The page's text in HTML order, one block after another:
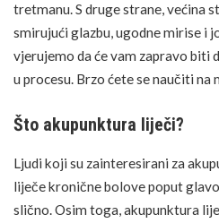
tretmanu. S druge strane, većina
smirujući glazbu, ugodne mirise i
vjerujemo da će vam zapravo biti
u procesu. Brzo ćete se naučiti na
Što akupunktura liječi?
Ljudi koji su zainteresirani za
liječe kronične bolove poput
slično. Osim toga, akupunktura